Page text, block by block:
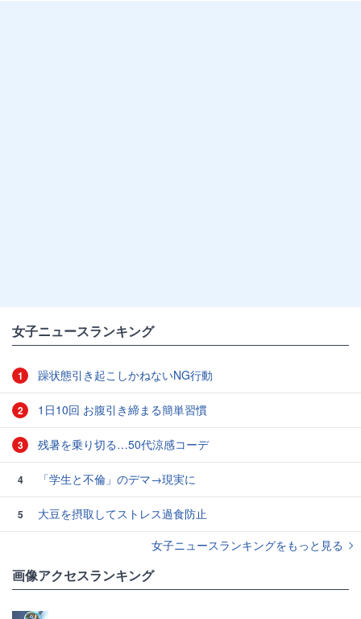
女子ニュースランキング
1 躁状態引き起こしかねないNG行動
2 1日10回 お腹引き締まる簡単習慣
3 残暑を乗り切る…50代涼感コーデ
4 「学生と不倫」のデマ→現実に
5
大豆を摂取してストレス過食防止
女子ニュースランキングをもっと見る
画像アクセスランキング